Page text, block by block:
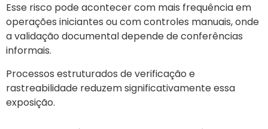
Esse risco pode acontecer com mais frequência em
operações iniciantes ou com controles manuais, onde
a validação documental depende de conferências
informais.
Processos estruturados de verificação e
rastreabilidade reduzem significativamente essa
exposição.